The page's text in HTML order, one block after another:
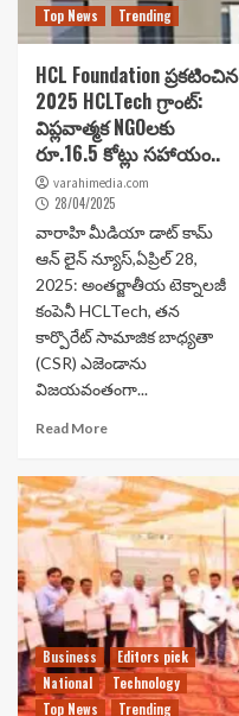
Top News
Trending
HCL Foundation ప్రకటించిన
2025 HCLTech గ్రాంట్:
విప్లవాత్మక NGOలకు
రూ.16.5 కోట్లు సహాయం..
varahimedia.com
28/04/2025
వారాహి మీడియా డాట్ కామ్
ఆన్ లైన్ న్యూస్,ఏప్రిల్ 28,
2025: అంతర్జాతీయ టెక్నాలజీ
కంపెనీ HCLTech, తన
కార్పొరేట్ సామాజిక బాధ్యతా
(CSR) ఎజెండాను
విజయవంతంగా...
Read More
Business
Editors pick
National
Technology
Top News
Trending